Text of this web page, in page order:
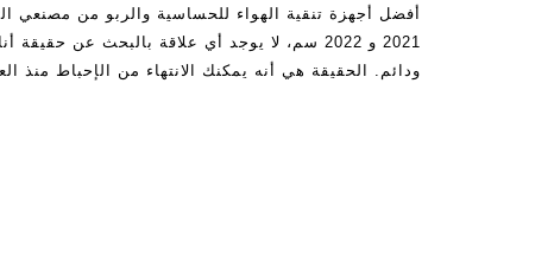
أفضل أجهزة تنقية الهواء للحساسية والربو من مصنعي
2021 و 2022 سم، لا يوجد أي علاقة بالبحث عن
ودائم. الحقيقة هي أنه يمكنك الانتهاء من الإحباط منذ